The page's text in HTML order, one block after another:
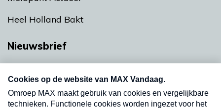
Heel Holland Bakt
Nieuwsbrief
nieuwsbrief. Elke vrijdag- en dinsdagochtend in
uw mailbox.